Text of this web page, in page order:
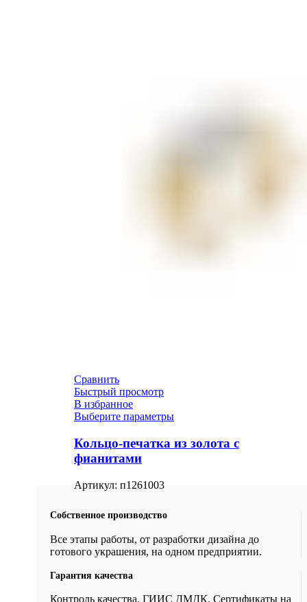
Сравнить
Быстрый просмотр
В избранное
Выберите параметры
Кольцо-печатка из золота с
фианитами
Артикул: п1261003
Собственное производство
Все этапы работы, от разработки дизайна до
готового украшения, на одном предприятии.
Гарантия качества
Контроль качества. ГИИС ДМДК. Сертификаты на